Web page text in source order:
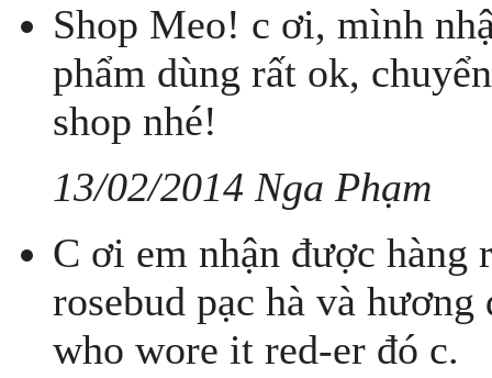
Shop Meo! c ơi, mình
phẩm dùng rất ok,
shop nhé!
13/02/2014 Nga Phạm
C ơi em nhận được
rosebud pạc hà và
who wore it red-er đó c.